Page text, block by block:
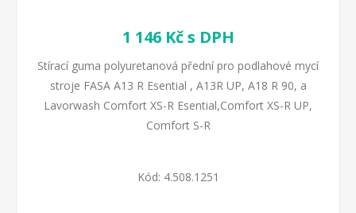
1 146 Kč s DPH
Stírací guma polyuretanová přední pro podlahové mycí
stroje FASA A13 R Esential , A13R UP, A18 R 90, a
Lavorwash Comfort XS-R Esential,Comfort XS-R UP,
Comfort S-R
Kód: 4.508.1251